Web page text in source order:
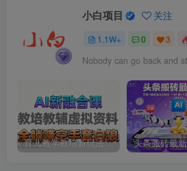
小白项目 关注
1.1W+ 0 3
育儿教学教培新玩法，AI生成教学视频，市场大，操作简单，变现天花板非常高